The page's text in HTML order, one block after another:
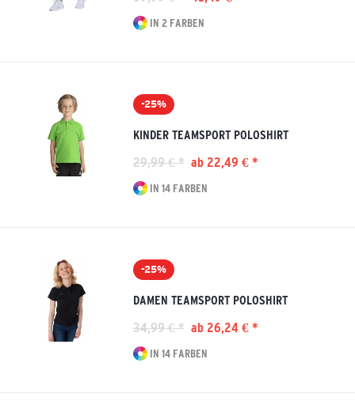
IN 2 FARBEN
-25%
KINDER TEAMSPORT POLOSHIRT
29,99 € * ab 22,49 € *
IN 14 FARBEN
-25%
DAMEN TEAMSPORT POLOSHIRT
34,99 € * ab 26,24 € *
IN 14 FARBEN